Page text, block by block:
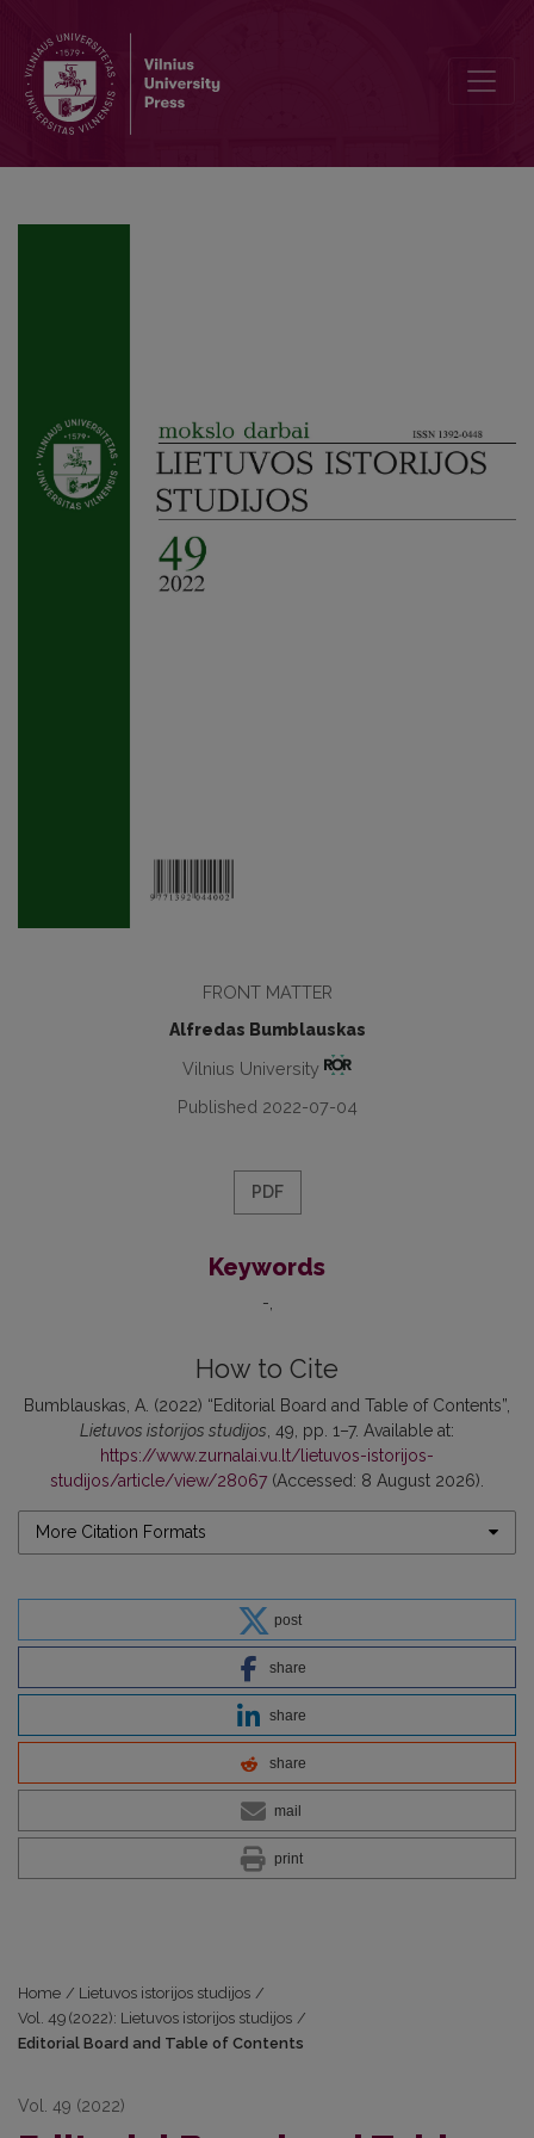
FRONT MATTER
Alfredas Bumblauskas
Vilnius University
Published 2022-07-04
PDF
Keywords
-
How to Cite
Bumblauskas, A. (2022) “Editorial Board and Table of Contents”,
Lietuvos istorijos studijos , 49, pp. 1–7. Available at:
https://www.zurnalai.vu.lt/lietuvos-istorijos-
studijos/article/view/28067 (Accessed: 8 August 2026).
More Citation Formats
post
share
share
share
mail
print
Home / Lietuvos istorijos studijos /
Vol. 49 (2022): Lietuvos istorijos studijos /
Editorial Board and Table of Contents
Vol. 49 (2022)